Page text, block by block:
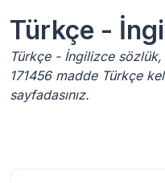
Türkçe -
Türkçe - İngilizce
171456 madde Türkçe
sayfadasınız.